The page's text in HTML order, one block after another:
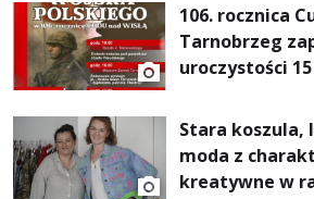
106. rocznica
Tarnobrzeg
uroczystości
Stara
moda z
kreatywne w